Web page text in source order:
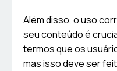
Além disso, o uso
seu conteúdo é
termos que os
mas isso deve ser